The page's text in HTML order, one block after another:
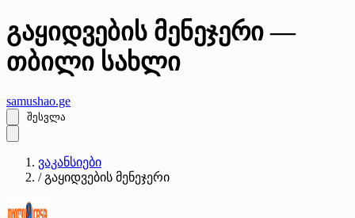
გაყიდვების მენეჯერი —
თბილი სახლი
samushao.ge
შესვლა
ვაკანსიები
/ გაყიდვების მენეჯერი